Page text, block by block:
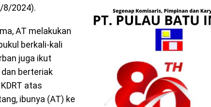
8/2024).
AT melakukan
berkali-kali
juga ikut
berteriak
atas
ibunya (AT) ke